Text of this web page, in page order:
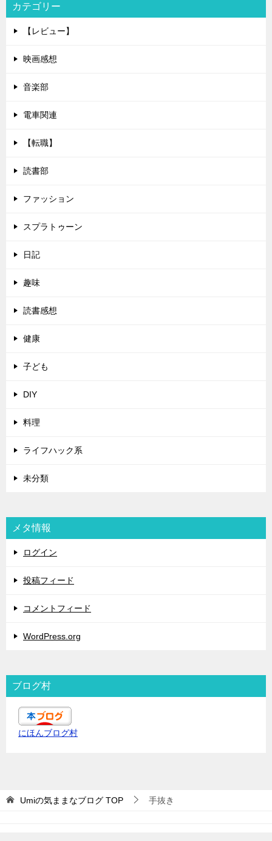
カテゴリー
【レビュー】
映画感想
音楽部
電車関連
【転職】
読書部
ファッション
スプラトゥーン
日記
趣味
読書感想
健康
子ども
DIY
料理
ライフハック系
未分類
メタ情報
ログイン
投稿フィード
コメントフィード
WordPress.org
ブログ村
にほんブログ村
Umiの気ままなブログ TOP 手抜き